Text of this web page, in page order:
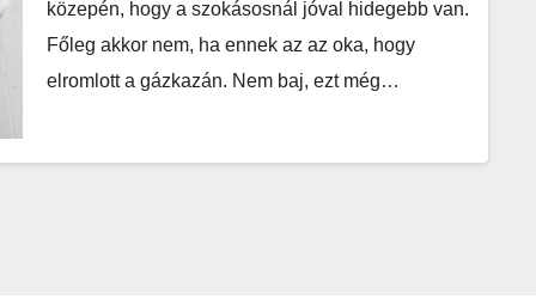
közepén, hogy a szokásosnál jóval hidegebb van.
Főleg akkor nem, ha ennek az az oka, hogy
elromlott a gázkazán. Nem baj, ezt még…